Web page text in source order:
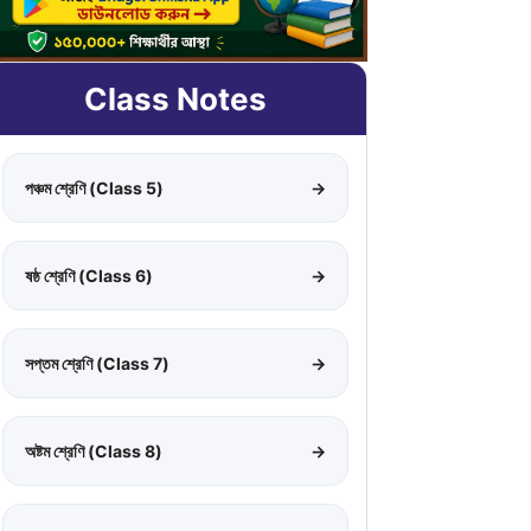
Class Notes
পঞ্চম শ্রেণি (Class 5) →
ষষ্ঠ শ্রেণি (Class 6) →
সপ্তম শ্রেণি (Class 7) →
অষ্টম শ্রেণি (Class 8) →